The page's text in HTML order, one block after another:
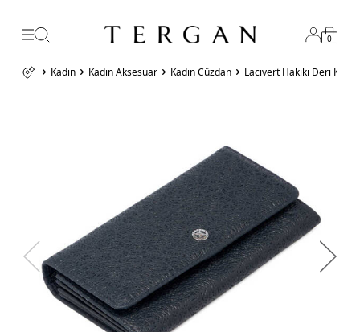
0
Kadın Kadın Aksesuar Kadın Cüzdan Lacivert Hakiki Deri